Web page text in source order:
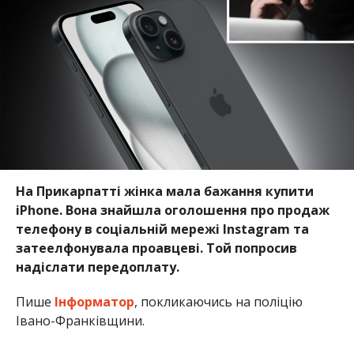
На Прикарпатті жінка мала бажання купити
iPhone. Вона знайшла оголошення про продаж
телефону в соціальній мережі Instagram та
затеелфонувала проавцеві. Той попросив
надіслати передоплату.
Пише Інформатор, покликаючись на поліцію
Івано-Франківщини.